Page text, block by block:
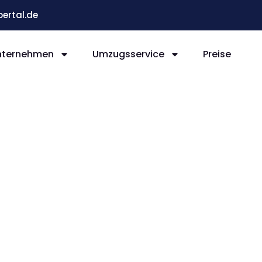
Umzugsservice Preise